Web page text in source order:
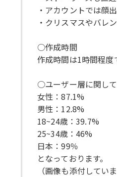
・アカウントでは顔
・クリスマスやバレ
○作成時間
作成時間は1時間程
○ユーザー層に関して
女性：87.1%
男性：12.8%
18~24歳：39.7%
25~34歳：46%
日本：99％
となっております。
（画像も添付していま